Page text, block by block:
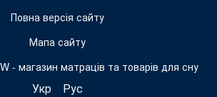
Повна версія сайту
Мапа сайту
- магазин матраців та товарів для сну
Укр Рус